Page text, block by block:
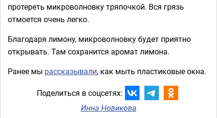
протереть микроволновку тряпочкой. Вся грязь
отмоется очень легко.
Благодаря лимону, микроволновку будет приятно
открывать. Там сохранится аромат лимона.
Ранее мы рассказывали, как мыть пластиковые окна.
Поделиться в соцсетях:
Инна Новикова